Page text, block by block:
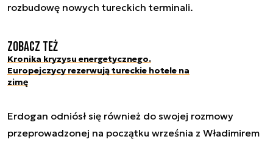
rozbudowę nowych tureckich terminali.
Zobacz też
Kronika kryzysu energetycznego.
Europejczycy rezerwują tureckie hotele na
zimę
Erdogan odniósł się również do swojej rozmowy
przeprowadzonej na początku września z Władimirem